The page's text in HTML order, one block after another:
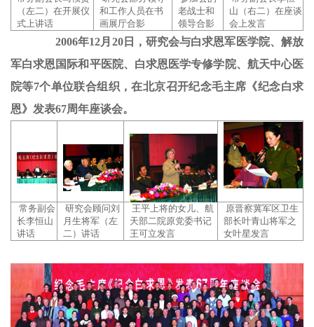
（左二）在开展仪
式上讲话
和工作人员在书
画展厅合影
老战士和
领导合影
山（右二）在座谈
会上发言
2006年12月20日，研究会与白求恩军医学院、解放
军白求恩国际和平医院、白求恩医学专修学院、航天中心医
院等7个单位联合组织，在北京召开纪念毛主席《纪念白求
恩》发表67周年座谈会。
常务副会
长李恒山
讲话
研究会顾问刘
月生将军（左
二）讲话
王平上将的女儿、航
天部二院原党委书记
王可立发言
原晋察冀军区卫生
部长叶青山将军之
女叶星发言